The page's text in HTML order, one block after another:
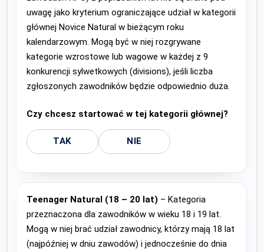
uwagę jako kryterium ograniczające udział w kategorii
głównej Novice Natural w bieżącym roku
kalendarzowym. Mogą być w niej rozgrywane
kategorie wzrostowe lub wagowe w każdej z 9
konkurencji sylwetkowych (divisions), jeśli liczba
zgłoszonych zawodników będzie odpowiednio duża.
Czy chcesz startować w tej kategorii głównej?
TAK NIE
Teenager Natural (18 – 20 lat) – Kategoria
przeznaczona dla zawodników w wieku 18 i 19 lat.
Mogą w niej brać udział zawodnicy, którzy mają 18 lat
(najpóźniej w dniu zawodów) i jednocześnie do dnia